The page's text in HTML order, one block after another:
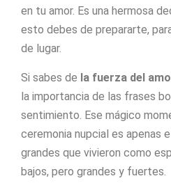
en tu amor. Es una hermosa
esto debes de prepararte,
de lugar.
Si sabes de la fuerza del
la importancia de las frases
sentimiento. Ese mágico
ceremonia nupcial es apenas
grandes que vivieron como
bajos, pero grandes y fuertes.